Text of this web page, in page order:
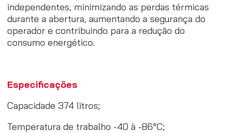
independentes, minimizando as perdas térmicas
durante a abertura, aumentando a segurança do
operador e contribuindo para a redução do
consumo energético.
Especificações
Capacidade 374 litros;
Temperatura de trabalho -40 à -86°C;